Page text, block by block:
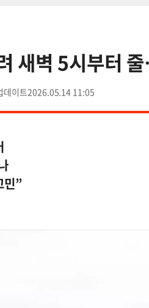
새벽 5시부터
2026.05.14 11:05
민”